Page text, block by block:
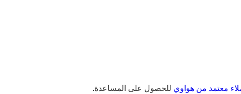
معتمد من هواوي للحصول على المساعدة.